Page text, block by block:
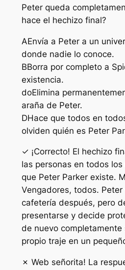
Peter queda
hace el hechizo final?
AEnvía a Peter a un
donde nadie lo conoce.
BBorra por completo a
existencia.
doElimina
araña de Peter.
DHace que todos en
olviden quién es Peter
✓ ¡Correcto! El hechizo
las personas en todos
que Peter Parker existe.
Vengadores, todos.
cafetería después, pero
presentarse y decide
de nuevo completamente
propio traje en un
✗ Web señorita! La